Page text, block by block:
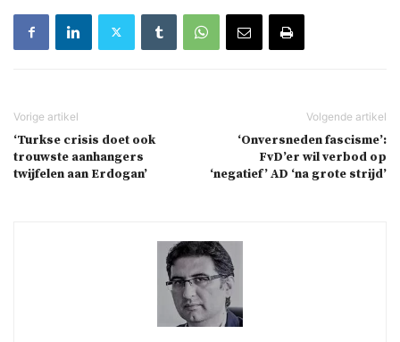
‘Turkse crisis doet ook
trouwste aanhangers
twijfelen aan Erdogan’
‘Onversneden fascisme’:
FvD’er wil verbod op
‘negatief’ AD ‘na grote strijd’